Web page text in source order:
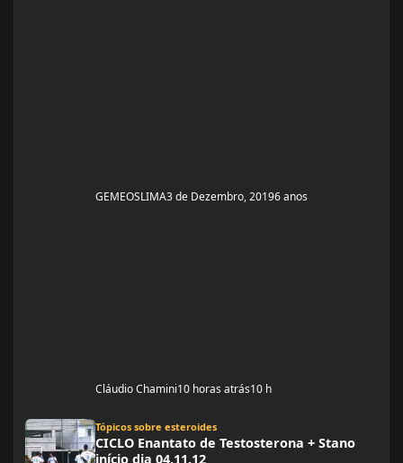
GEMEOSLIMA3 de Dezembro, 20196 anos
Cláudio Chamini10 horas atrás10 h
Tópicos sobre esteroides
CICLO Enantato de Testosterona + Stano
início dia 04.11.12